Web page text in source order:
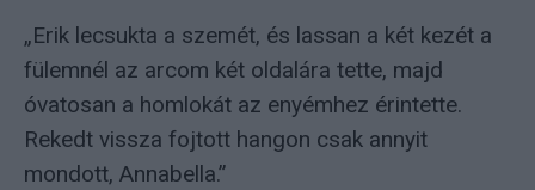
„Erik lecsukta a szemét, és lassan a két kezét a
fülemnél az arcom két oldalára tette, majd
óvatosan a homlokát az enyémhez érintette.
Rekedt vissza fojtott hangon csak annyit
mondott, Annabella.”